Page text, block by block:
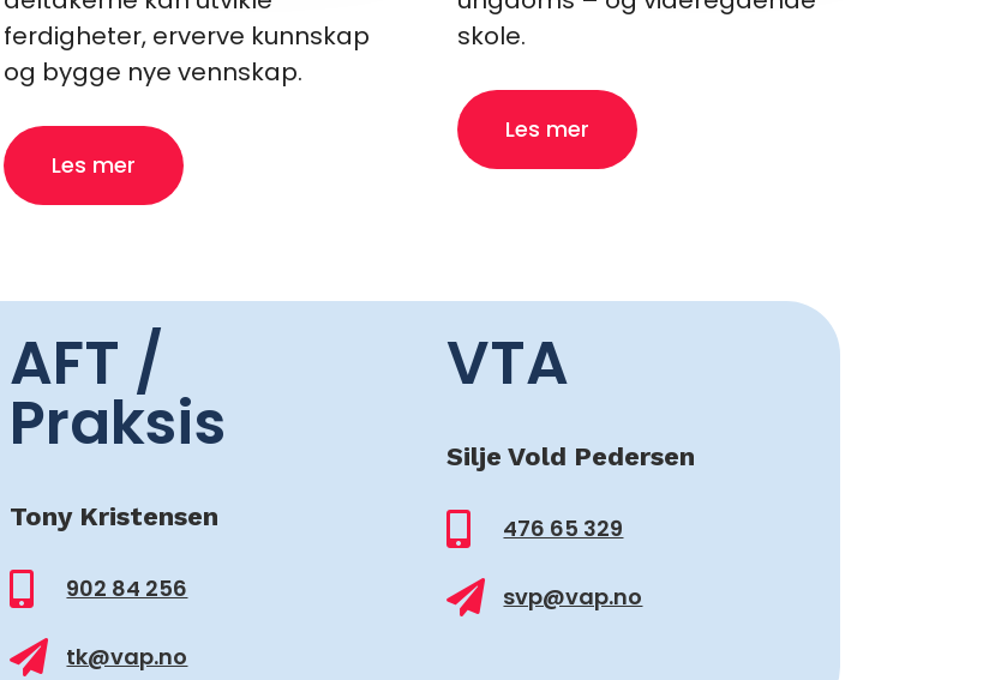
ferdigheter, erverve kunnskap
og bygge nye vennskap.
Les mer
skole.
Les mer
AFT /
Praksis
Tony Kristensen
 902 84 256
 tk@vap.no
VTA
Silje Vold Pedersen
 476 65 329
 svp@vap.no